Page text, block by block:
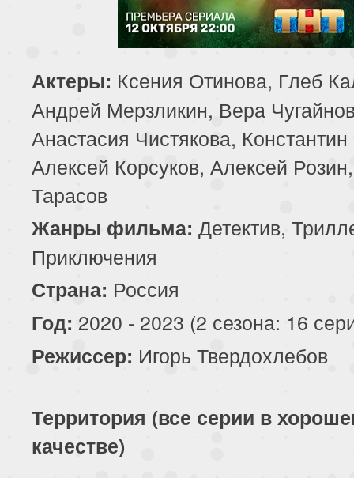
Актеры: Ксения Отинова, Глеб
Андрей Мерзликин, Вера
Анастасия Чистякова,
Алексей Корсуков, Алексей
Тарасов
Жанры фильма: Детектив,
Приключения
Страна: Россия
Год: 2020 - 2023 (2 сезона: 16
Режиссер: Игорь Твердохлебов
Территория (все серии в
качестве)